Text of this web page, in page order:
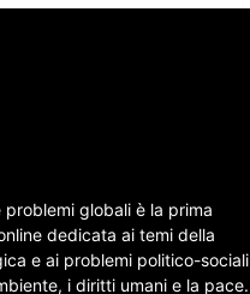
problemi globali è la prima
dedicata ai temi della
e ai problemi politico-sociali
i diritti umani e la pace.